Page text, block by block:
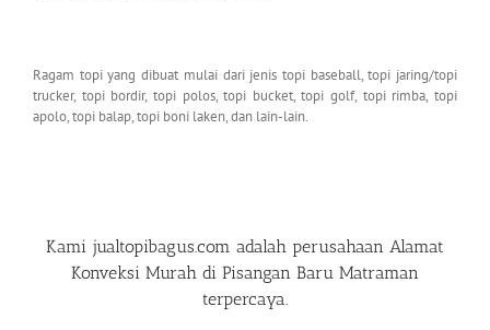
Ragam topi yang dibuat mulai dari jenis topi baseball, topi jaring/topi
trucker, topi bordir, topi polos, topi bucket, topi golf, topi rimba, topi
apolo, topi balap, topi boni laken, dan lain-lain.
Kami jualtopibagus.com adalah perusahaan Alamat
Konveksi Murah di Pisangan Baru Matraman
terpercaya.